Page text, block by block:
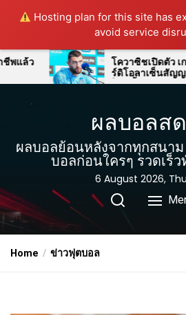
Hosting plan for this site has
avoid service
Skipโควาซิชเปิดตัว เกมรุกเพื่อช่วยเป๊ป กวา
ร์ดิโอลาเซ็นสัญญากับเป้าหมายการถ่าย
โอนชั้นนำ
ผลบอลส
ผลบอลย้อนหลังจากทุกสนา
บอลก่อนใครๆ รวดเร็
6 August 2026,
Home ข่าวฟุตบอล